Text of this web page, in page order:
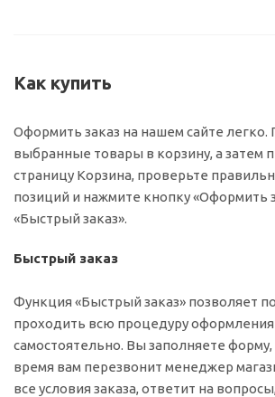
Как купить
Оформить заказ на нашем сайте легко.
выбранные товары в корзину, а затем
страницу Корзина, проверьте
позиций и нажмите кнопку «Оформить
«Быстрый заказ».
Быстрый заказ
Функция «Быстрый заказ» позволяет
проходить всю процедуру оформления
самостоятельно. Вы заполняете
время вам перезвонит менеджер
все условия заказа, ответит на